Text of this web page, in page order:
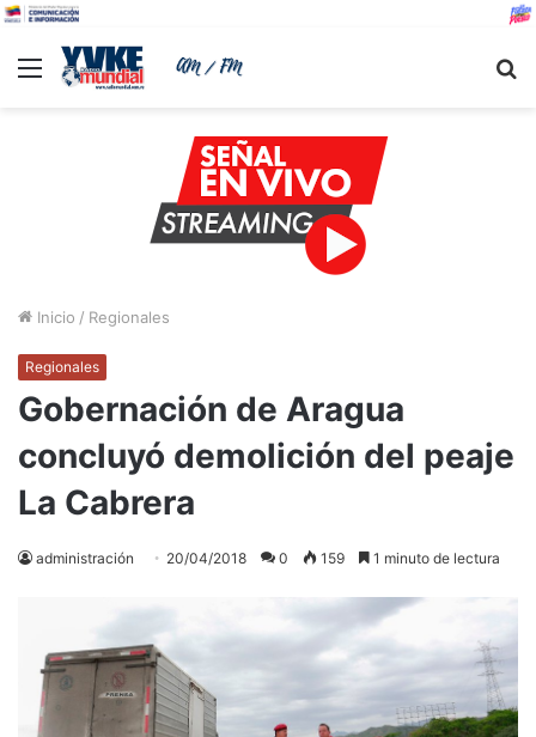
Menu
Inicio / Regionales
Regionales
Gobernación de Aragua
concluyó demolición del peaje
La Cabrera
administración 20/04/2018 0 159 1 minuto de lectura